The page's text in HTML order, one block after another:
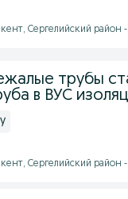
Сергелийский район -
трубы
в ВУС
Сергелийский район